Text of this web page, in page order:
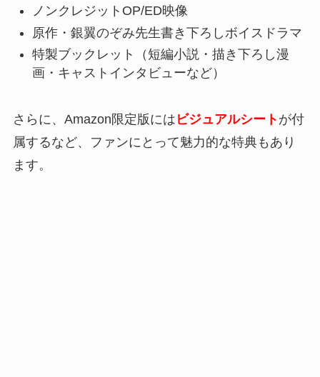
ノンクレジットOP/ED映像
原作・銀翼のぞみ先生書き下ろしボイスドラマ
特製ブックレット（短編小説・描き下ろし漫
画・キャストインタビューなど）
さらに、Amazon限定版には ビジュアルシート が付
属するなど、ファンにとって魅力的な特典もあり
ます。